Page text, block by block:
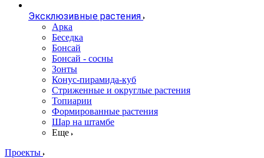
Эксклюзивные растения
Арка
Беседка
Бонсай
Бонсай - сосны
Зонты
Конус-пирамида-куб
Стриженные и округлые растения
Топиарии
Формированные растения
Шар на штамбе
Еще
Проекты